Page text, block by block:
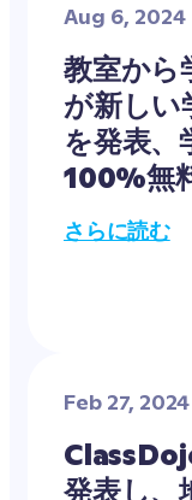
Aug 6, 2024
教室から
が新しい
を発表、
100%無
さらに読む
Feb 27, 2024
発表し、